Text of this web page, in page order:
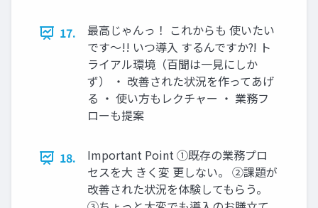
17.
最高じゃんっ！ これからも 使いたい
です～!! いつ導入 するんですか⁈ ト
ライアル環境（百聞は一見にしか
ず） ・ 改善された状況を作ってあげ
る ・ 使い方もレクチャー ・ 業務フ
ローも提案
18.
Important Point ①既存の業務プロ
セスを大 きく変 更しない。 ②課題が
改善された状況を体験してもらう。